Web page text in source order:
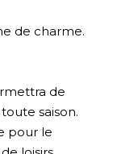
de charme.
de
saison.
pour le